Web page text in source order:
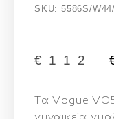
SKU: 5586S/
€112
ΤαVogue
γυναικεία